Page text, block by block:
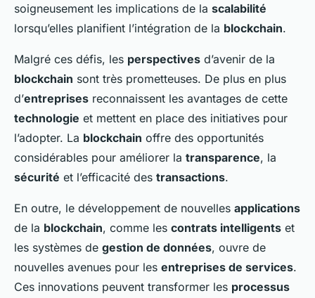
soigneusement les implications de la scalabilité
lorsqu’elles planifient l’intégration de la blockchain.
Malgré ces défis, les perspectives d’avenir de la
blockchain sont très prometteuses. De plus en plus
d’entreprises reconnaissent les avantages de cette
technologie et mettent en place des initiatives pour
l’adopter. La blockchain offre des opportunités
considérables pour améliorer la transparence, la
sécurité et l’efficacité des transactions.
En outre, le développement de nouvelles applications
de la blockchain, comme les contrats intelligents et
les systèmes de gestion de données, ouvre de
nouvelles avenues pour les entreprises de services.
Ces innovations peuvent transformer les processus